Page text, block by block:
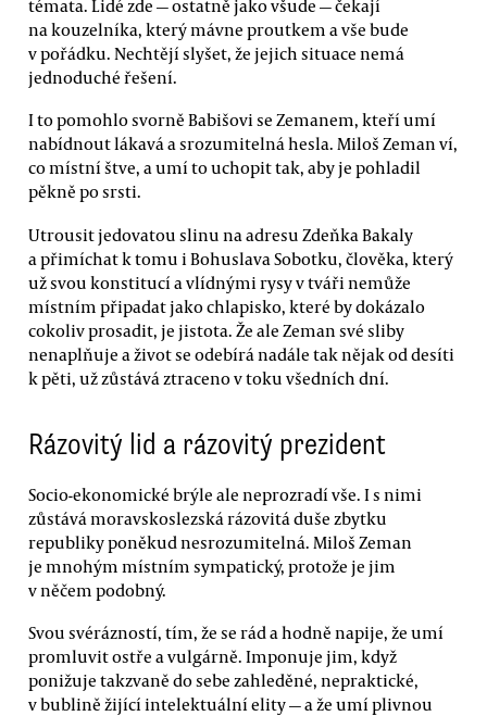
témata. Lidé zde — ostatně jako všude — čekají
na kouzelníka, který mávne proutkem a vše bude
v pořádku. Nechtějí slyšet, že jejich situace nemá
jednoduché řešení.
I to pomohlo svorně Babišovi se Zemanem, kteří umí
nabídnout lákavá a srozumitelná hesla. Miloš Zeman ví,
co místní štve, a umí to uchopit tak, aby je pohladil
pěkně po srsti.
Utrousit jedovatou slinu na adresu Zdeňka Bakaly
a přimíchat k tomu i Bohuslava Sobotku, člověka, který
už svou konstitucí a vlídnými rysy v tváři nemůže
místním připadat jako chlapisko, které by dokázalo
cokoliv prosadit, je jistota. Že ale Zeman své sliby
nenaplňuje a život se odebírá nadále tak nějak od desíti
k pěti, už zůstává ztraceno v toku všedních dní.
Rázovitý lid a rázovitý prezident
Socio-ekonomické brýle ale neprozradí vše. I s nimi
zůstává moravskoslezská rázovitá duše zbytku
republiky poněkud nesrozumitelná. Miloš Zeman
je mnohým místním sympatický, protože je jim
v něčem podobný.
Svou svérázností, tím, že se rád a hodně napije, že umí
promluvit ostře a vulgárně. Imponuje jim, když
ponižuje takzvaně do sebe zahleděné, nepraktické,
v bublině žijící intelektuální elity — a že umí plivnou